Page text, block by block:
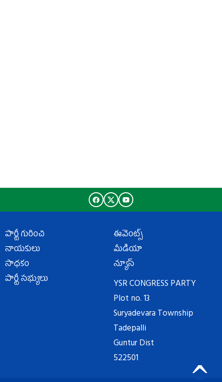
దగాపడిన యువతకు అండగా వైయ‌స్ఆర్‌సీపీ
పార్టీ గురించి
నాయకులు
సాధకం
పార్టీ సభ్యులు
ఈవెంట్స్
మీడియా
న్యూస్
YSR CONGRESS PARTY
Plot no. 13
Suryadevara Township
Tadepalli
Guntur Dist
522501